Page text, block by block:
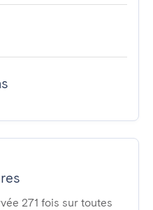
271 fois sur toutes